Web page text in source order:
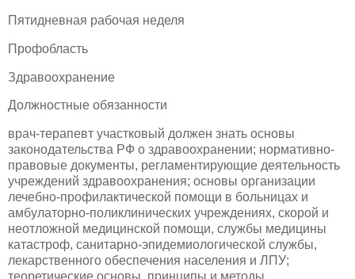
Пятидневная рабочая неделя
Профобласть
Здравоохранение
Должностные обязанности
врач-терапевт участковый должен знать основы
законодательства РФ о здравоохранении; нормативно-
правовые документы, регламентирующие деятельность
учреждений здравоохранения; основы организации
лечебно-профилактической помощи в больницах и
амбулаторно-поликлинических учреждениях, скорой и
неотложной медицинской помощи, службы медицины
катастроф, санитарно-эпидемиологической службы,
лекарственного обеспечения населения и ЛПУ;